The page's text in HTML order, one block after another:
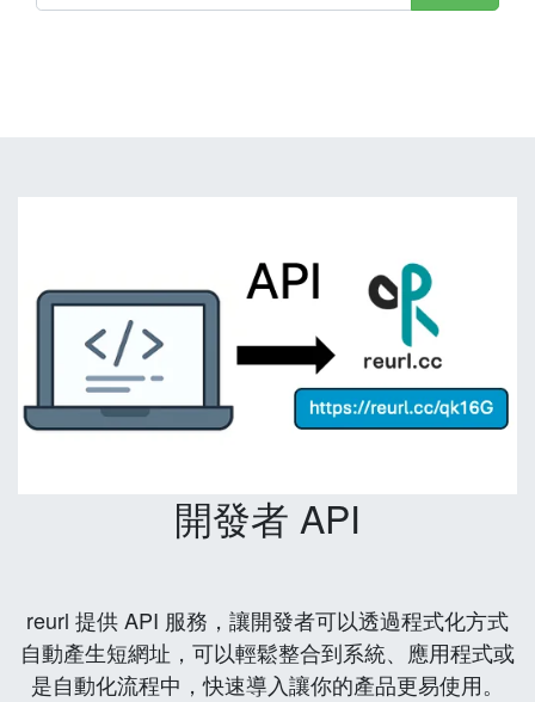
開發者 API
reurl 提供 API 服務，讓開發者可以透過程式化方式
自動產生短網址，可以輕鬆整合到系統、應用程式或
是自動化流程中，快速導入讓你的產品更易使用。